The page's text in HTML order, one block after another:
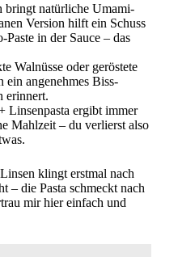
bringt natürliche Umami-
Version hilft ein Schuss
in der Sauce – das
Walnüsse oder geröstete
ein angenehmes Biss-
erinnert.
Linsenpasta ergibt immer
Mahlzeit – du verlierst also
klingt erstmal nach
– die Pasta schmeckt nach
mir hier einfach und